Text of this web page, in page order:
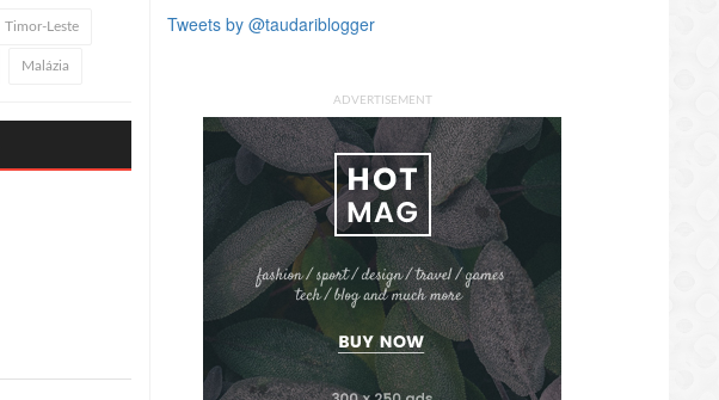
Timor-Leste
Malázia
Tweets by @taudariblogger
ADVERTISEMENT